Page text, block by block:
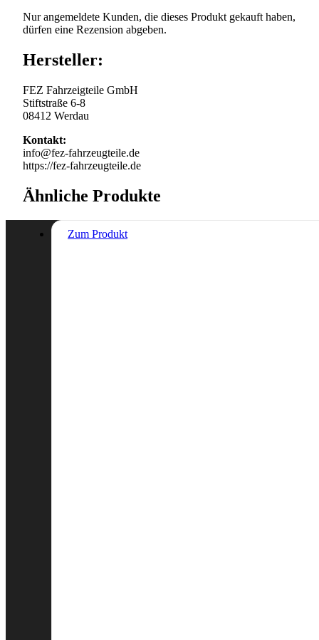
Nur angemeldete Kunden, die dieses Produkt gekauft haben,
dürfen eine Rezension abgeben.
Hersteller:
FEZ Fahrzeigteile GmbH
Stiftstraße 6-8
08412 Werdau
Kontakt:
info@fez-fahrzeugteile.de
https://fez-fahrzeugteile.de
Ähnliche Produkte
Zum Produkt